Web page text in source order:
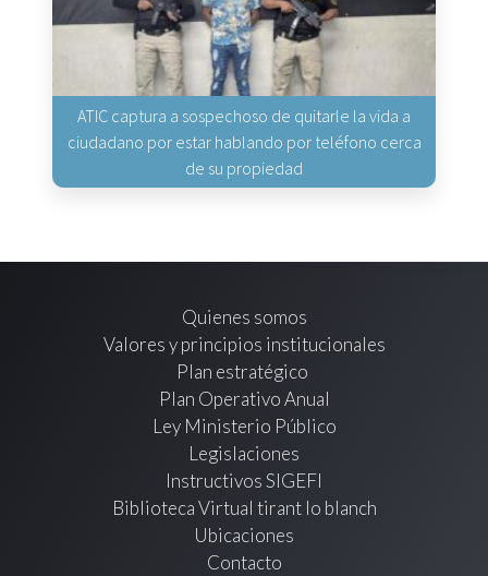
ATIC captura a sospechoso de quitarle la vida a
ciudadano por estar hablando por teléfono cerca
de su propiedad
Quienes somos
Valores y principios institucionales
Plan estratégico
Plan Operativo Anual
Ley Ministerio Público
Legislaciones
Instructivos SIGEFI
Biblioteca Virtual tirant lo blanch
Ubicaciones
Contacto